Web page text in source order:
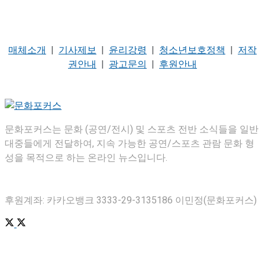
매체소개 | 기사제보 | 윤리강령 | 청소년보호정책 | 저작
권안내 | 광고문의 | 후원안내
문화포커스는 문화 (공연/전시) 및 스포츠 전반 소식들을 일반
대중들에게 전달하여, 지속 가능한 공연/스포츠 관람 문화 형
성을 목적으로 하는 온라인 뉴스입니다.
후원계좌: 카카오뱅크 3333-29-3135186 이민정(문화포커스)